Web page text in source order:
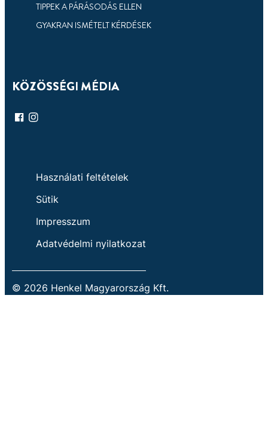
TIPPEK A PÁRÁSODÁS ELLEN
GYAKRAN ISMÉTELT KÉRDÉSEK
KÖZÖSSÉGI MÉDIA
Használati feltételek
Sütik
Impresszum
Adatvédelmi nyilatkozat
© 2026 Henkel Magyarország Kft.